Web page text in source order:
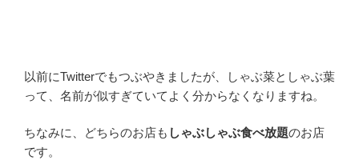
以前にTwitterでもつぶやきましたが、しゃぶ菜としゃぶ葉
って、名前が似すぎていてよく分からなくなりますね。
ちなみに、どちらのお店も しゃぶしゃぶ食べ放題のお店
です。